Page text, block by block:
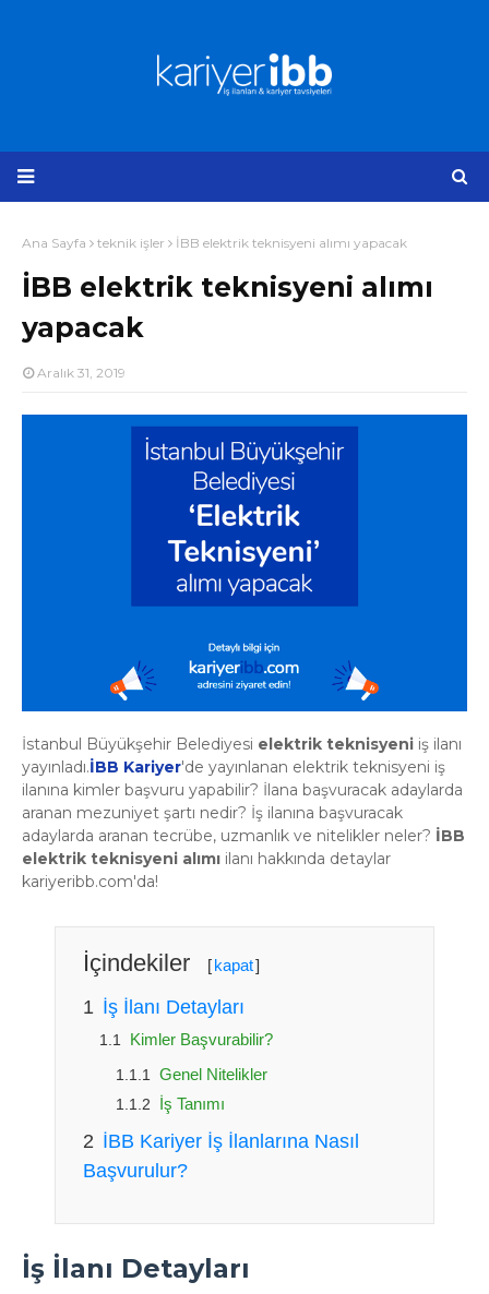
Ana Sayfa teknik işler İBB elektrik teknisyeni alımı yapacak
İBB elektrik teknisyeni alımı
yapacak
Aralık 31, 2019
İstanbul Büyükşehir Belediyesi elektrik teknisyeni iş ilanı
yayınladı.İBB Kariyer'de yayınlanan elektrik teknisyeni iş
ilanına kimler başvuru yapabilir? İlana başvuracak adaylarda
aranan mezuniyet şartı nedir? İş ilanına başvuracak
adaylarda aranan tecrübe, uzmanlık ve nitelikler neler? İBB
elektrik teknisyeni alımı ilanı hakkında detaylar
kariyeribb.com'da!
İçindekiler [kapat]
İş İlanı Detayları
Kimler Başvurabilir?
Genel Nitelikler
İş Tanımı
İBB Kariyer İş İlanlarına Nasıl
Başvurulur?
İş İlanı Detayları